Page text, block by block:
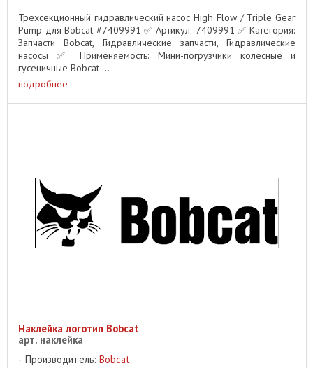
Трехсекционный гидравлический насос High Flow / Triple Gear
Pump для Bobcat #7409991 ✅ Артикул: 7409991 ✅ Категория:
Запчасти Bobcat, Гидравлические запчасти, Гидравлические
насосы ✅ Применяемость: Мини-погрузчики колесные и
гусеничные Bobcat ...
подробнее
Наклейка логотип Bobcat
арт. наклейка
Производитель: Bobcat